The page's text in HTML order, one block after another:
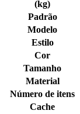
(kg)
Padrão
Modelo
Estilo
Cor
Tamanho
Material
Número de itens
Cache